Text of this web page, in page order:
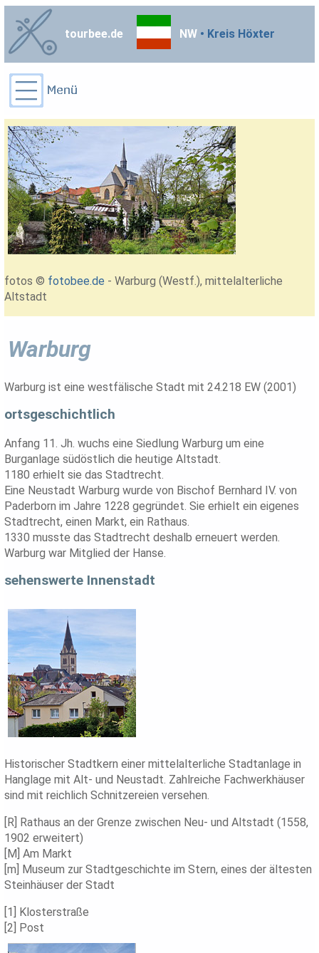
tourbee.de NW • Kreis Höxter
fotos © fotobee.de - Warburg (Westf.), mittelalterliche
Altstadt
Warburg
Warburg ist eine westfälische Stadt mit 24.218 EW (2001)
ortsgeschichtlich
Anfang 11. Jh. wuchs eine Siedlung Warburg um eine
Burganlage südöstlich die heutige Altstadt.
1180 erhielt sie das Stadtrecht.
Eine Neustadt Warburg wurde von Bischof Bernhard IV. von
Paderborn im Jahre 1228 gegründet. Sie erhielt ein eigenes
Stadtrecht, einen Markt, ein Rathaus.
1330 musste das Stadtrecht deshalb erneuert werden.
Warburg war Mitglied der Hanse.
sehenswerte Innenstadt
Historischer Stadtkern einer mittelalterliche Stadtanlage in
Hanglage mit Alt- und Neustadt. Zahlreiche Fachwerkhäuser
sind mit reichlich Schnitzereien versehen.
[R] Rathaus an der Grenze zwischen Neu- und Altstadt (1558,
1902 erweitert)
[M] Am Markt
[m] Museum zur Stadtgeschichte im Stern, eines der ältesten
Steinhäuser der Stadt
[1] Klosterstraße
[2] Post